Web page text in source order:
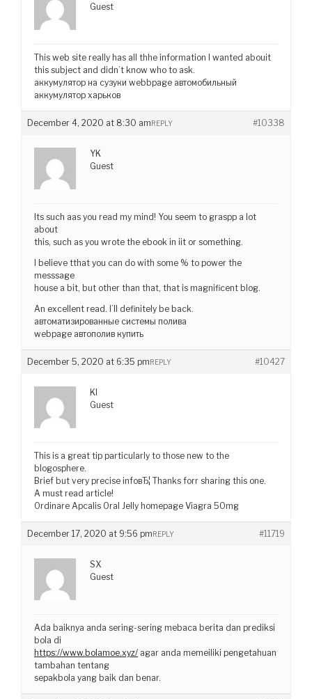
Guest
This web site really has all thhe information I wanted abouit
this subject and didn’t know who to ask.
аккумулятор на сузуки webbpage автомобильный
аккумулятор харьков
December 4, 2020 at 8:30 am #10338
REPLY
YK
Guest
Its such aas you read my mind! You seem to graspp a lot
about
this, such as you wrote the ebook in iit or something.
I believe tthat you can do with some % to power the
messsage
house a bit, but other than that, that is magnificent blog.
An excellent read. I’ll definitely be back.
автоматизированные системы полива
webpage автополив купить
December 5, 2020 at 6:35 pm #10427
REPLY
KI
Guest
This is a great tip particularly to those new to the
blogosphere.
Brief but very precise infoвЂ¦ Thanks forr sharing this one.
A must read article!
Ordinare Apcalis Oral Jelly homepage Viagra 50mg
December 17, 2020 at 9:56 pm #11719
REPLY
SX
Guest
Ada baiknya anda sering-sering mebaca berita dan prediksi
bola di
https://www.bolamoe.xyz/ agar anda memeiliki pengetahuan
tambahan tentang
sepakbola yang baik dan benar.